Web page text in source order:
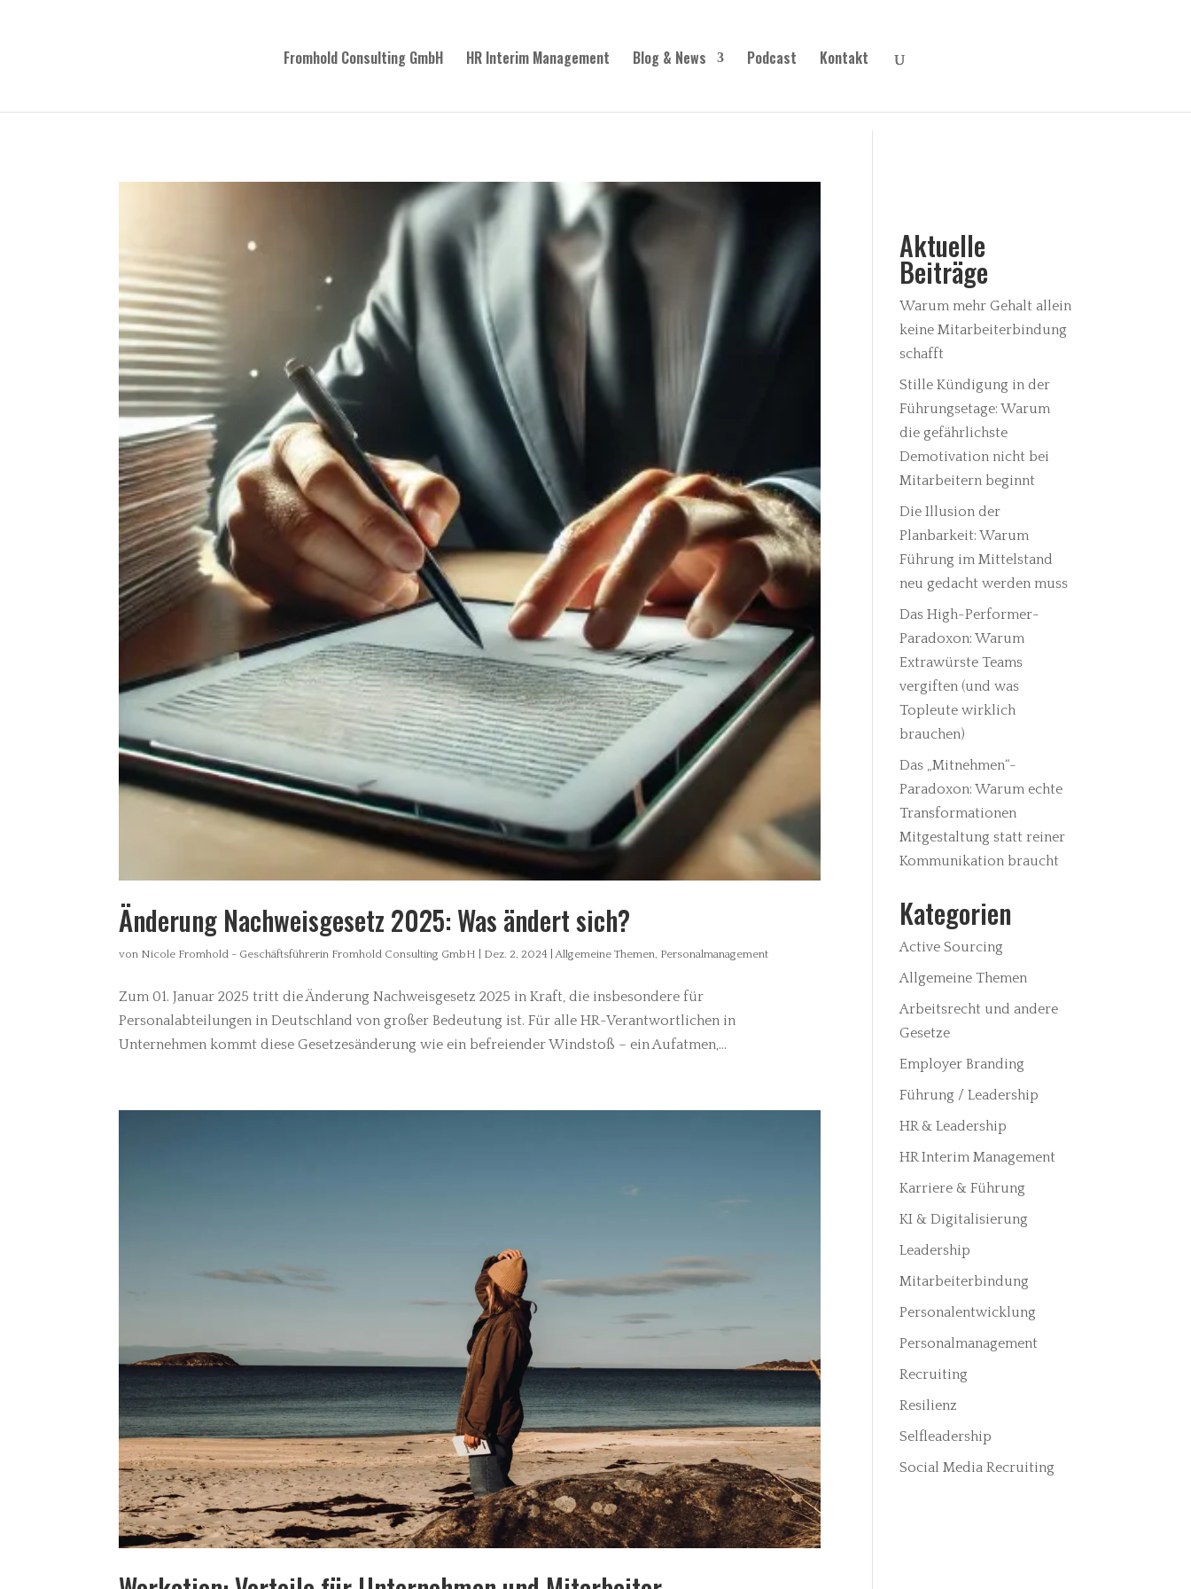
Fromhold Consulting GmbH HR Interim Management Blog & News Podcast Kontakt
Änderung Nachweisgesetz 2025: Was ändert sich?
von Nicole Fromhold - Geschäftsführerin Fromhold Consulting GmbH Dez. 2, 2024 Allgemeine Themen Personalmanagement
Zum 01. Januar 2025 tritt die Änderung Nachweisgesetz 2025 in Kraft, die insbesondere für
Personalabteilungen in Deutschland von großer Bedeutung ist. Für alle HR-Verantwortlichen in
Unternehmen kommt diese Gesetzesänderung wie ein befreiender Windstoß – ein Aufatmen,...
Aktuelle
Beiträge
Warum mehr Gehalt allein
keine Mitarbeiterbindung
schafft
Stille Kündigung in der
Führungsetage: Warum
die gefährlichste
Demotivation nicht bei
Mitarbeitern beginnt
Die Illusion der
Planbarkeit: Warum
Führung im Mittelstand
neu gedacht werden muss
Das High-Performer-
Paradoxon: Warum
Extrawürste Teams
vergiften (und was
Topleute wirklich
brauchen)
Das „Mitnehmen“-
Paradoxon: Warum echte
Transformationen
Mitgestaltung statt reiner
Kommunikation braucht
Kategorien
Active Sourcing
Allgemeine Themen
Arbeitsrecht und andere
Gesetze
Employer Branding
Führung / Leadership
HR & Leadership
HR Interim Management
Karriere & Führung
KI & Digitalisierung
Leadership
Mitarbeiterbindung
Personalentwicklung
Personalmanagement
Recruiting
Resilienz
Selfleadership
Social Media Recruiting